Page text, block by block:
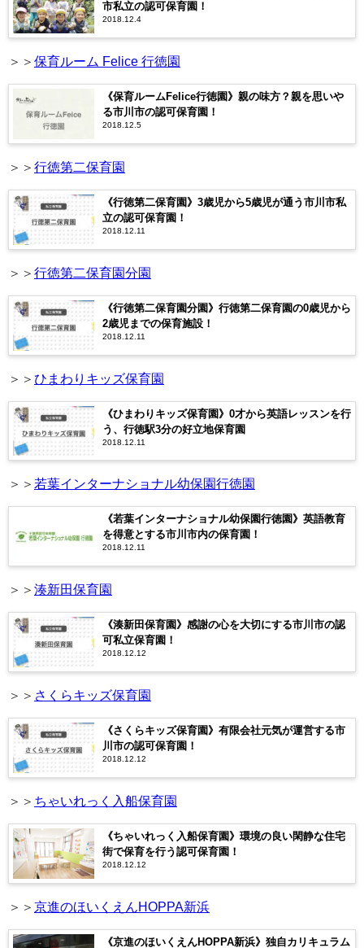
市私立の認可保育園！
2018.12.4
＞＞ 保育ルーム Felice 行徳園
《保育ルームFelice行徳園》親の味方？親を思いや
る市川市の認可保育園！
2018.12.5
＞＞ 行徳第二保育園
《行徳第二保育園》3歳児から5歳児が通う市川市私
立の認可保育園！
2018.12.11
＞＞ 行徳第二保育園分園
《行徳第二保育園分園》行徳第二保育園の0歳児から
2歳児までの保育施設！
2018.12.11
＞＞ ひまわりキッズ保育園
《ひまわりキッズ保育園》0才から英語レッスンを行
う、行徳駅3分の好立地保育園
2018.12.11
＞＞ 若葉インターナショナル幼保園行徳園
《若葉インターナショナル幼保園行徳園》英語教育
を得意とする市川市内の保育園！
2018.12.11
＞＞ 湊新田保育園
《湊新田保育園》感謝の心を大切にする市川市の認
可私立保育園！
2018.12.12
＞＞ さくらキッズ保育園
《さくらキッズ保育園》有限会社元気が運営する市
川市の認可保育園！
2018.12.12
＞＞ ちゃいれっく入船保育園
《ちゃいれっく入船保育園》環境の良い閑静な住宅
街で保育を行う認可保育園！
2018.12.12
＞＞ 京進のほいくえんHOPPA新浜
《京進のほいくえんHOPPA新浜》独自カリキュラム